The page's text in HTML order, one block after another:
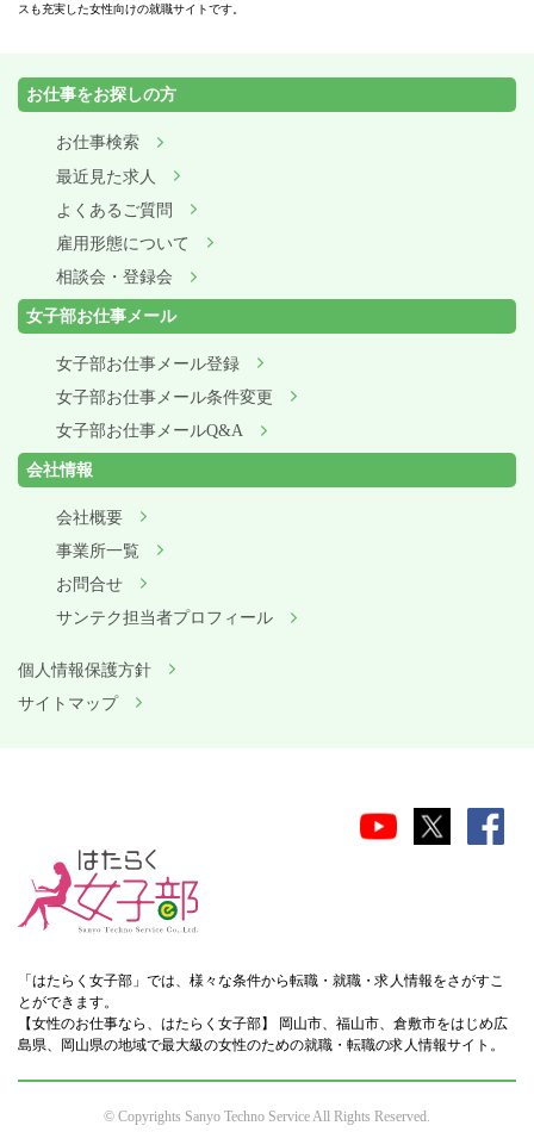
スも充実した女性向けの就職サイトです。
お仕事をお探しの方
お仕事検索
最近見た求人
よくあるご質問
雇用形態について
相談会・登録会
女子部お仕事メール
女子部お仕事メール登録
女子部お仕事メール条件変更
女子部お仕事メールQ&A
会社情報
会社概要
事業所一覧
お問合せ
サンテク担当者プロフィール
個人情報保護方針
サイトマップ
「はたらく女子部」では、様々な条件から転職・就職・求人情報をさがすこ
とができます。
【女性のお仕事なら、はたらく女子部】 岡山市、福山市、倉敷市をはじめ広
島県、岡山県の地域で最大級の女性のための就職・転職の求人情報サイト。
© Copyrights Sanyo Techno Service All Rights Reserved.